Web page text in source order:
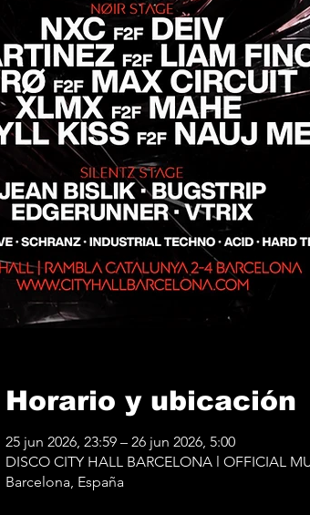
Horario y ubicación
25 jun 2026, 23:59 – 26 jun 2026, 5:00
DISCO CITY HALL BARCELONA l OFFICIAL
Barcelona, España